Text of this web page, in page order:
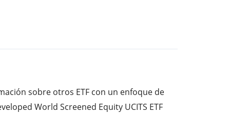
sobre otros ETF con un enfoque de
World Screened Equity UCITS ETF